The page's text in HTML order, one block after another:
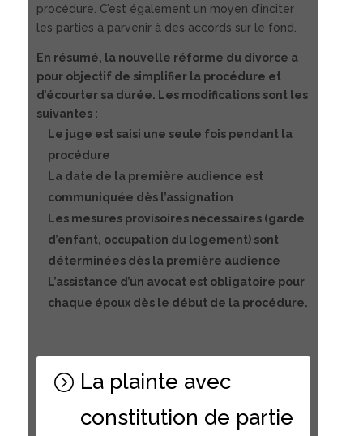
procédure. C’est également un moyen d’inciter
les parties à parvenir à des accords sur le fond.
En résumé, la nouvelle réforme du divorce a
pour objectif de simplifier la procédure et
d’écourter sa durée. Les modifications sont les
suivantes :
Le juge est saisi une seule fois pendant la
procédure
La date de la première audience est
communiquée dès l’assignation
Les mesures provisoires nécessaires (garde
d’enfant, occupation du logement) sont
déterminées dès la première audience
L’assistance d’un avocat est obligatoire pour
chaque époux dès le début de la procédure.
La plainte avec
constitution de partie